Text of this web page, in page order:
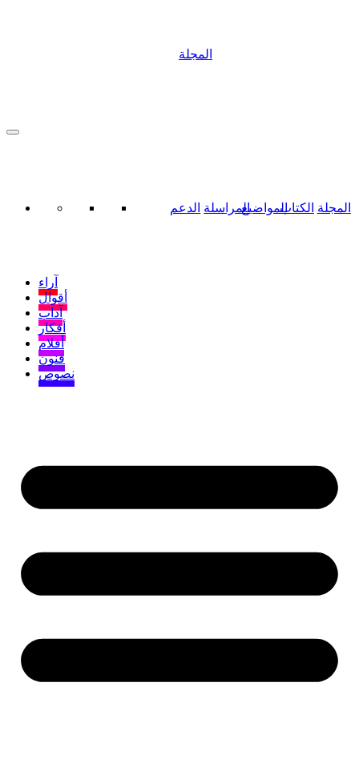
المجلة
الدعم المراسلةالمواضيعالكتاب المجلة
آراء
أقوال
آداب
أفكار
أفلام
فنون
نصوص